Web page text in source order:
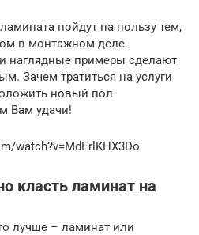
пойдут на пользу тем,
в монтажном деле.
наглядные примеры сделают
Зачем тратиться на услуги
новый пол
Вам удачи!
watch?v=MdErlKHX3Do
класть ламинат на
лучше – ламинат или